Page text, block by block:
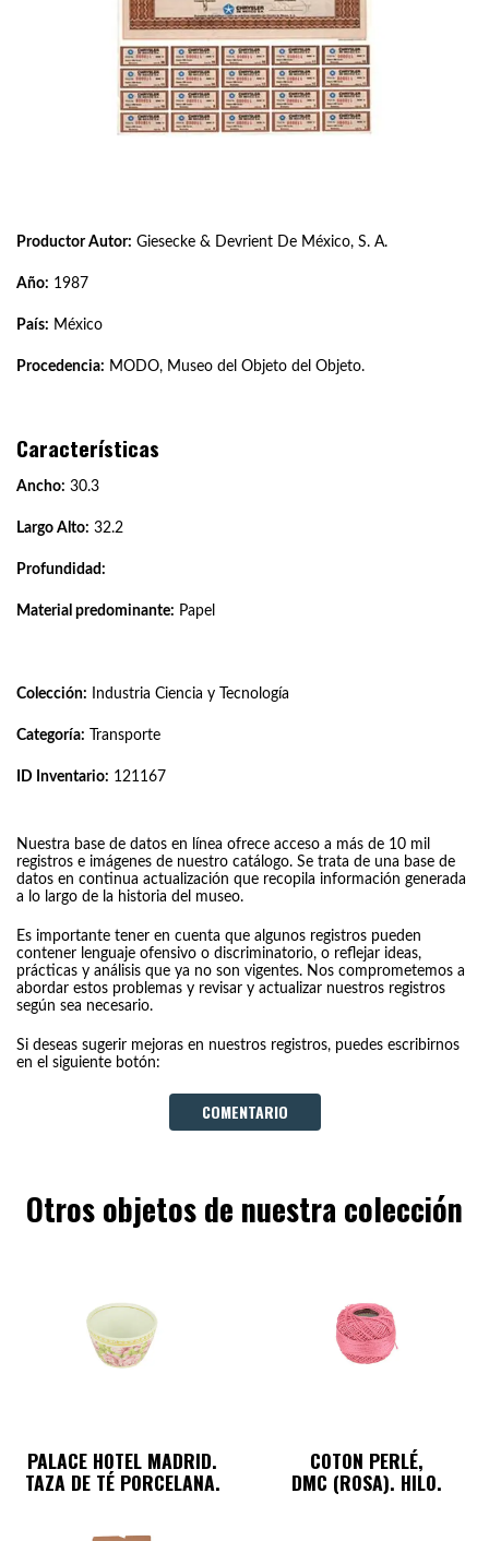
Productor Autor: Giesecke & Devrient De México, S. A.
Año: 1987
País: México
Procedencia: MODO, Museo del Objeto del Objeto.
Características
Ancho: 30.3
Largo Alto: 32.2
Profundidad:
Material predominante: Papel
Colección: Industria Ciencia y Tecnología
Categoría: Transporte
ID Inventario: 121167
Nuestra base de datos en línea ofrece acceso a más de 10 mil
registros e imágenes de nuestro catálogo. Se trata de una base de
datos en continua actualización que recopila información generada
a lo largo de la historia del museo.
Es importante tener en cuenta que algunos registros pueden
contener lenguaje ofensivo o discriminatorio, o reflejar ideas,
prácticas y análisis que ya no son vigentes. Nos comprometemos a
abordar estos problemas y revisar y actualizar nuestros registros
según sea necesario.
Si deseas sugerir mejoras en nuestros registros, puedes escribirnos
en el siguiente botón:
COMENTARIO
Otros objetos de nuestra colección
PALACE HOTEL MADRID.
TAZA DE TÉ PORCELANA.
COTON PERLÉ,
DMC (ROSA). HILO.